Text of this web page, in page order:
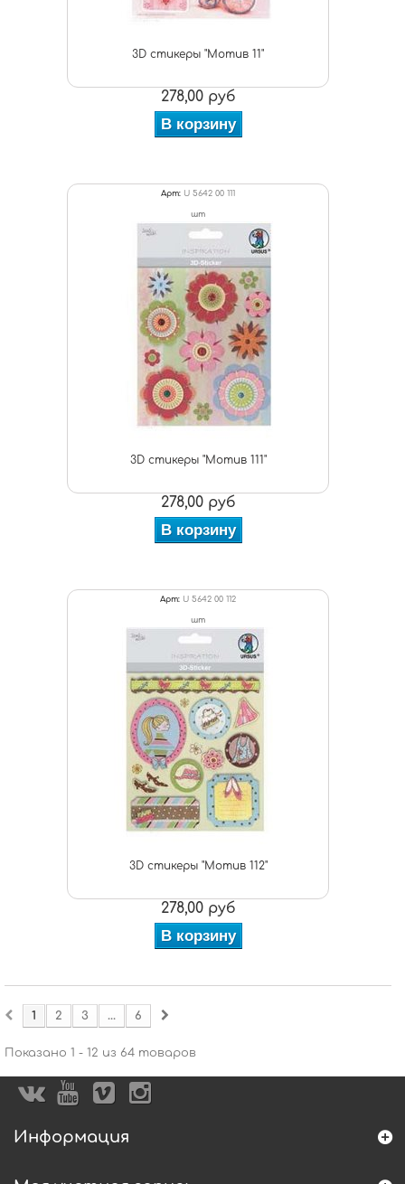
3D стикеры "Мотив 11"
278,00 руб
В корзину
Арт: U 5642 00 111
шт
3D стикеры "Мотив 111"
278,00 руб
В корзину
Арт: U 5642 00 112
шт
3D стикеры "Мотив 112"
278,00 руб
В корзину
1 2 3 ... 6
Показано 1 - 12 из 64 товаров
Информация